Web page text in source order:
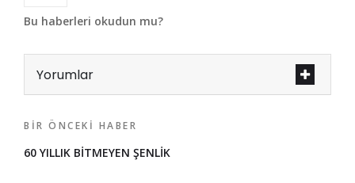
Bu haberleri okudun mu?
Yorumlar
BIR ÖNCEKI HABER
60 YILLIK BİTMEYEN ŞENLİK